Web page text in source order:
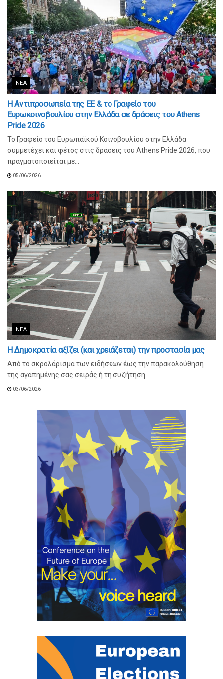
ΝΈΑ
Η Αντιπροσωπεία της ΕΕ & το Γραφείο του
Ευρωκοινοβουλίου στην Ελλάδα σε δράσεις του Athens
Pride 2026
Το Γραφείο του Ευρωπαϊκού Κοινοβουλίου στην Ελλάδα
συμμετέχει και φέτος στις δράσεις του Athens Pride 2026, που
πραγματοποιείται με...
05/06/2026
ΝΈΑ
Η Δημοκρατία αξίζει (και χρειάζεται) την προστασία μας
Από το σκρολάρισμα των ειδήσεων έως την παρακολούθηση
της αγαπημένης σας σειράς ή τη συζήτηση
03/06/2026